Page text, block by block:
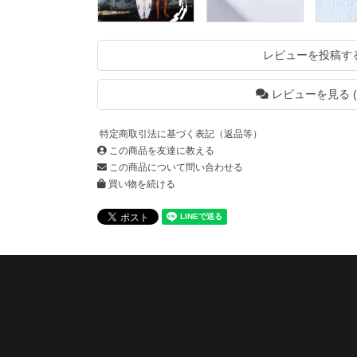
レビューを投稿す
レビューを見る
特定商取引法に基づく表記（返品等）
この商品を友達に教える
この商品について問い合わせる
買い物を続ける